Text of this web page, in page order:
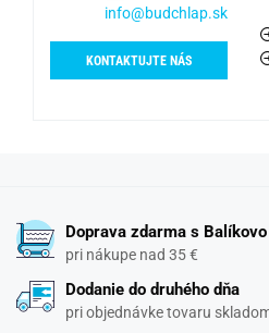
info@budchlap.sk
KONTAKTUJTE NÁS
Doprava zdarma s Balíkovo
pri nákupe nad 35 €
Dodanie do druhého dňa
pri objednávke tovaru